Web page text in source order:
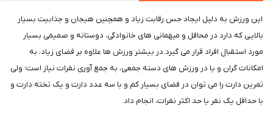
این ورزش به دلیل ایجاد حس رقابت زیاد و همچنین هیجان و جذابیت بسیار
بالایی که دارد در محافل و میهمانی های خانوادگی، دوستانه و صمیمی بسیار
مورد استقبال افراد قرار می گیرد.در بیشتر ورزش ها علاوه بر فضای زیاد، به
امکانات گران و یا در ورزش های دسته جمعی، به جمع آوری نفرات نیاز است؛ ولی
تمرین دارت را می توان در فضای بسیار کم و با سه عدد دارت و یک تخته دارت و
با حداقل یک نفر یا حد اکثر نفرات، انجام داد.